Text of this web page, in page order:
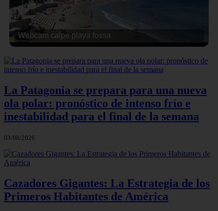
Webcam calpe playa fossa
La Patagonia se prepara para una nueva
ola polar: pronóstico de intenso frío e
inestabilidad para el final de la semana
03/08/2026
Cazadores Gigantes: La Estrategia de los
Primeros Habitantes de América